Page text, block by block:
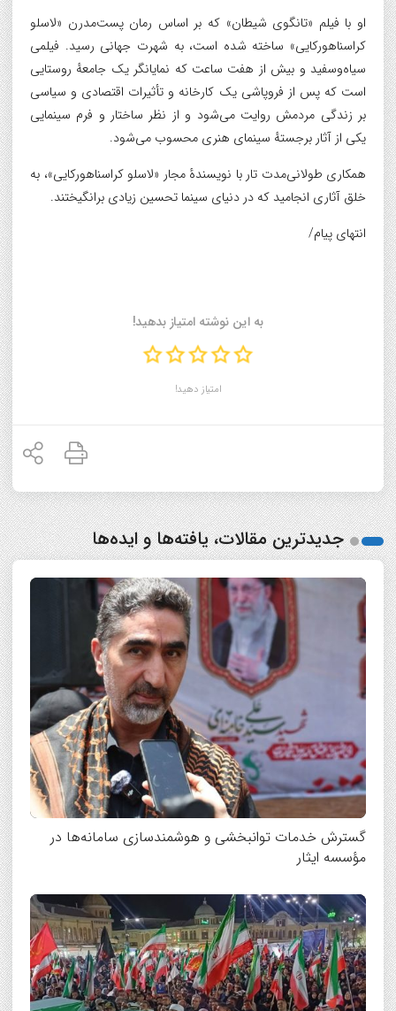
او با فیلم «تانگوی شیطان» که بر اساس رمان پست‌مدرن «لاسلو
کراسناهورکایی» ساخته شده است، به شهرت جهانی رسید. فیلمی
سیاه‌وسفید و بیش از هفت ساعت که نمایانگر یک جامعهٔ روستایی
است که پس از فروپاشی یک کارخانه و تأثیرات اقتصادی و سیاسی
بر زندگی مردمش روایت می‌شود و از نظر ساختار و فرم سینمایی
یکی از آثار برجستهٔ سینمای هنری محسوب می‌شود.
همکاری طولانی‌مدت تار با نویسندهٔ مجار «لاسلو کراسناهورکایی»، به
خلق آثاری انجامید که در دنیای سینما تحسین زیادی برانگیختند.
انتهای پیام/
به این نوشته امتیاز بدهید!
امتیاز دهید!
جدیدترین مقالات، یافته‌ها و ایده‌ها
گسترش خدمات توانبخشی و هوشمندسازی سامانه‌ها در
مؤسسه ایثار